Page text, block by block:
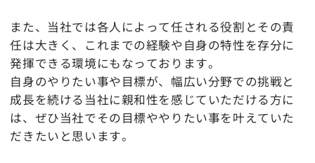
また、当社では各人によって任される役割とその責
任は大きく、これまでの経験や自身の特性を存分に
発揮できる環境にもなっております。
自身のやりたい事や目標が、幅広い分野での挑戦と
成長を続ける当社に親和性を感じていただける方に
は、ぜひ当社でその目標ややりたい事を叶えていた
だきたいと思います。